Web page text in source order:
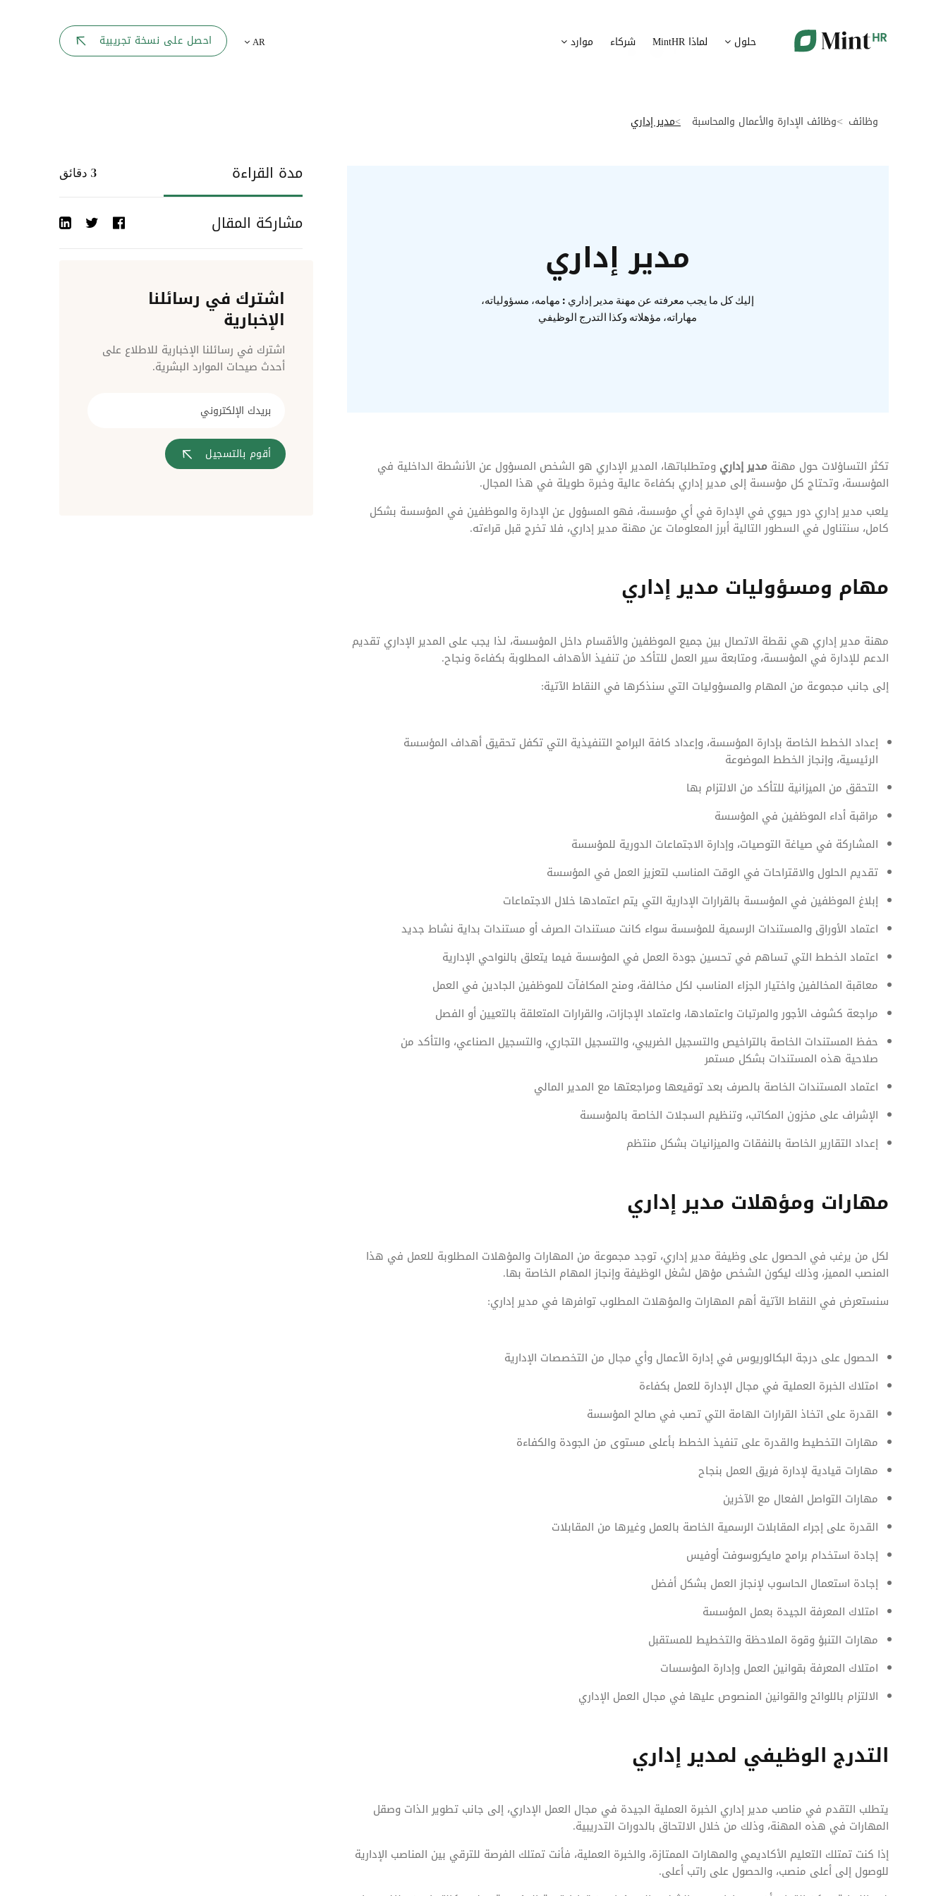
حلول لماذا MintHR شركاء موارد AR احصل على نسخة تجريبية
وظائف وظائف الإدارة والأعمال والمحاسبة مدير إداري
مدير إداري
إليك كل ما يجب معرفته عن مهنة مدير إداري : مهامه، مسؤولياته،
مهاراته، مؤهلاته وكذا التدرج الوظيفي
تكثر التساؤلات حول مهنة مدير إداري ومتطلباتها، المدير الإداري هو الشخص المسؤول عن الأنشطة الداخلية في
المؤسسة، وتحتاج كل مؤسسة إلى مدير إداري بكفاءة عالية وخبرة طويلة في هذا المجال.
يلعب مدير إداري دور حيوي في الإدارة في أي مؤسسة، فهو المسؤول عن الإدارة والموظفين في المؤسسة بشكل
كامل، سنتناول في السطور التالية أبرز المعلومات عن مهنة مدير إداري، فلا تخرج قبل قراءته.
مهام ومسؤوليات مدير إداري
مهنة مدير إداري هي نقطة الاتصال بين جميع الموظفين والأقسام داخل المؤسسة، لذا يجب على المدير الإداري تقديم
الدعم للإدارة في المؤسسة، ومتابعة سير العمل للتأكد من تنفيذ الأهداف المطلوبة بكفاءة ونجاح.
إلى جانب مجموعة من المهام والمسؤوليات التي سنذكرها في النقاط الآتية:
إعداد الخطط الخاصة بإدارة المؤسسة، وإعداد كافة البرامج التنفيذية التي تكفل تحقيق أهداف المؤسسة
الرئيسية، وإنجاز الخطط الموضوعة
التحقق من الميزانية للتأكد من الالتزام بها
مراقبة أداء الموظفين في المؤسسة
المشاركة في صياغة التوصيات، وإدارة الاجتماعات الدورية للمؤسسة
تقديم الحلول والاقتراحات في الوقت المناسب لتعزيز العمل في المؤسسة
إبلاغ الموظفين في المؤسسة بالقرارات الإدارية التي يتم اعتمادها خلال الاجتماعات
اعتماد الأوراق والمستندات الرسمية للمؤسسة سواء كانت مستندات الصرف أو مستندات بداية نشاط جديد
اعتماد الخطط التي تساهم في تحسين جودة العمل في المؤسسة فيما يتعلق بالنواحي الإدارية
معاقبة المخالفين واختيار الجزاء المناسب لكل مخالفة، ومنح المكافآت للموظفين الجادين في العمل
مراجعة كشوف الأجور والمرتبات واعتمادها، واعتماد الإجازات، والقرارات المتعلقة بالتعيين أو الفصل
حفظ المستندات الخاصة بالتراخيص والتسجيل الضريبي، والتسجيل التجاري، والتسجيل الصناعي، والتأكد من
صلاحية هذه المستندات بشكل مستمر
اعتماد المستندات الخاصة بالصرف بعد توقيعها ومراجعتها مع المدير المالي
الإشراف على مخزون المكاتب، وتنظيم السجلات الخاصة بالمؤسسة
إعداد التقارير الخاصة بالنفقات والميزانيات بشكل منتظم
مهارات ومؤهلات مدير إداري
لكل من يرغب في الحصول على وظيفة مدير إداري، توجد مجموعة من المهارات والمؤهلات المطلوبة للعمل في هذا
المنصب المميز، وذلك ليكون الشخص مؤهل لشغل الوظيفة وإنجاز المهام الخاصة بها.
سنستعرض في النقاط الآتية أهم المهارات والمؤهلات المطلوب توافرها في مدير إداري:
الحصول على درجة البكالوريوس في إدارة الأعمال وأي مجال من التخصصات الإدارية
امتلاك الخبرة العملية في مجال الإدارة للعمل بكفاءة
القدرة على اتخاذ القرارات الهامة التي تصب في صالح المؤسسة
مهارات التخطيط والقدرة على تنفيذ الخطط بأعلى مستوى من الجودة والكفاءة
مهارات قيادية لإدارة فريق العمل بنجاح
مهارات التواصل الفعال مع الآخرين
القدرة على إجراء المقابلات الرسمية الخاصة بالعمل وغيرها من المقابلات
إجادة استخدام برامج مايكروسوفت أوفيس
إجادة استعمال الحاسوب لإنجاز العمل بشكل أفضل
امتلاك المعرفة الجيدة بعمل المؤسسة
مهارات التنبؤ وقوة الملاحظة والتخطيط للمستقبل
امتلاك المعرفة بقوانين العمل وإدارة المؤسسات
الالتزام باللوائح والقوانين المنصوص عليها في مجال العمل الإداري
التدرج الوظيفي لمدير إداري
يتطلب التقدم في مناصب مدير إداري الخبرة العملية الجيدة في مجال العمل الإداري، إلى جانب تطوير الذات وصقل
المهارات في هذه المهنة، وذلك من خلال الالتحاق بالدورات التدريبية.
إذا كنت تمتلك التعليم الأكاديمي والمهارات الممتازة، والخبرة العملية، فأنت تمتلك الفرصة للترقي بين المناصب الإدارية
للوصول إلى أعلى منصب، والحصول على راتب أعلى.
مدة القراءة 3 دقائق
مشاركة المقال
اشترك في رسائلنا
الإخبارية
اشترك في رسائلنا الإخبارية للاطلاع على
أحدث صيحات الموارد البشرية.
أقوم بالتسجيل
بيانات الموارد البشرية ممركزة في بوابة واحدة قم برقمنة عملية التوظيف الخاصة بك
أحداث الشركة
مراقبة الدخول